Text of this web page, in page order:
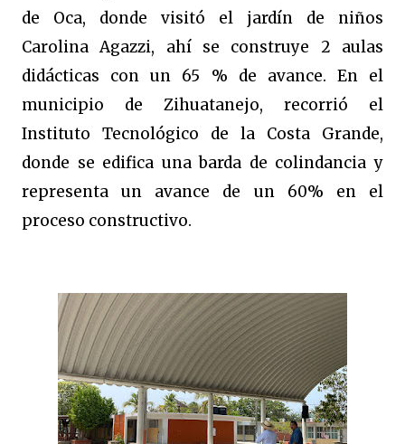
de Oca, donde visitó el jardín de niños
Carolina Agazzi, ahí se construye 2 aulas
didácticas con un 65 % de avance. En el
municipio de Zihuatanejo, recorrió el
Instituto Tecnológico de la Costa Grande,
donde se edifica una barda de colindancia y
representa un avance de un 60% en el
proceso constructivo.